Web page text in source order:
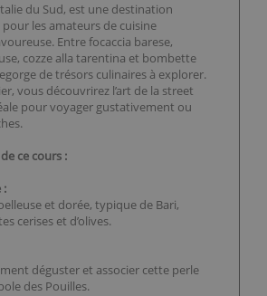
du Sud, est une destination
les amateurs de cuisine
Entre focaccia barese,
cozze alla tarentina et bombette
de trésors culinaires à explorer.
vous découvrirez l’art de la street
pour voyager gustativement ou
ce cours :
:
et dorée, typique de Bari,
cerises et d’olives.
déguster et associer cette perle
des Pouilles.